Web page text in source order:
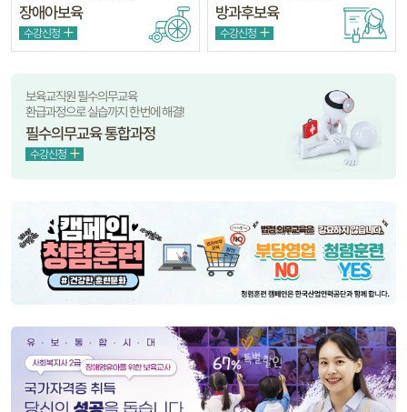
장애아보육
수강신청
방과후보육
수강신청
보육교직원 필수의무교육
환급과정으로 실습까지 한번에 해결!
필수의무교육 통합과정
수강신청